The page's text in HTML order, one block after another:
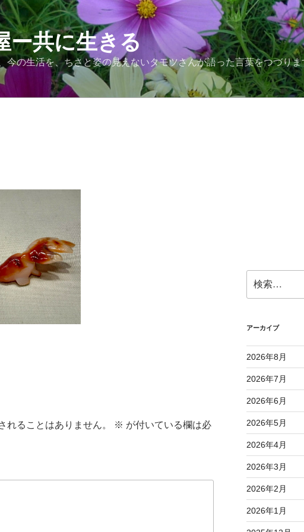
ー共に生きる
今の生活を、ちさと姿の見えないタモツさんが語った言葉をつづりま
れることはありません。 ※ が付いている欄は必
索:
アーカイブ
2026年8月
2026年7月
2026年6月
2026年5月
2026年4月
2026年3月
2026年2月
2026年1月